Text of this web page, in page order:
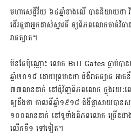
មហាសេដ្ឋីវ័យ ៦៤ឆ្នាំខាងលើ បាននិយាយថា
ដើរតួជាអ្នកដាស់ស្មារតី ឲ្យពិភពលោកចាត់វិ
រាតត្បាត។
មិនតែប៉ុណ្ណោះ លោក Bill Gates ធ្លាប់បាន
ឆ្នាំ២០១៨ ដោយព្រមានថា ជំងឺរាតត្បាត អ
៣៣លាននាក់ នៅជុំវិញពិភពលោក ក្នុងរយៈ
ឲ្យដឹងថា កាលពីឆ្នាំ១៩១៨ ជំងឺផ្តាសាយបាន
១០០លាននាក់ នៅទូទាំងពិភពលោក ច្រើនជាង
លើកទី១ ទៅទៀត។